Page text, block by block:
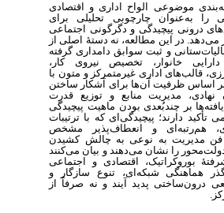
موضوعی الواح اداری و اقتصادی
را به‌عنوان چارچوبی تحلیلی برای
درونی پیچیدگی و دگرگونی اجتماعی
در این مطالعه، نه دستۀ اصلی از
و ثبت سوابق دامداری گرفته
خانوار، تخصیص نیروی کار،
قالب‌های اداری غیرمتمرکز و متون با
بر اساس ظرفیت آن‌ها برای آشکار ساختن
مدیریت منابع و توزیع قدرت
بر چندبُعدی بودن ماهیت پیچیدگی
تأکید دارند؛ پیچیدگی‌ای که با ترتیبات
هم‌رتبه‌ای و انعطاف‌پذیر مشخص
مدیریت به نوعی به چالش کشیدن
را نشان می‌دهند و بیان می‌کنند
بوروکراتیک، اقتصادی و اجتماعی
هماهنگی شبکه‌ای، تنوع سازگار و
درون‌ساختی پدید آیند و نه صرفاً از